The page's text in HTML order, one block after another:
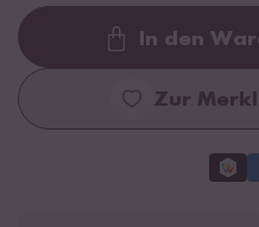
In den
Zur